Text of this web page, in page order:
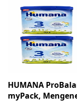
HUMANA
myPack,